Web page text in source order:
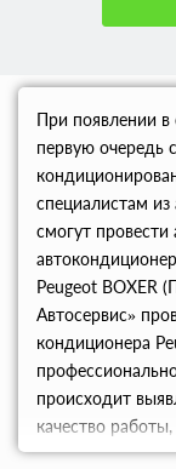
При появлении в
первую очередь
специалистам из
смогут
Peugeot BOXER
Автосервис»
кондиционера
происходит
качество
проблемы не